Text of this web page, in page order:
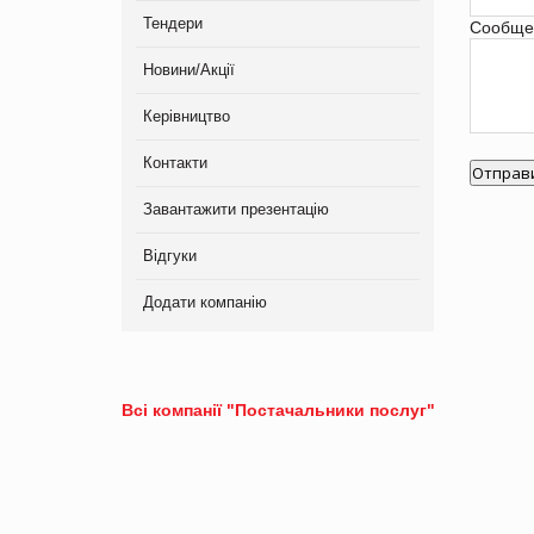
Тендери
Новини/Акції
Керівництво
Контакти
Завантажити презентацію
Відгуки
Додати компанію
Всі компанії "Постачальники послуг"